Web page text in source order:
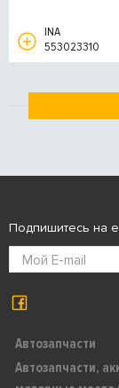
INA
553023310
Автозапчасти
Автозапчасти,
Подпишитесь на